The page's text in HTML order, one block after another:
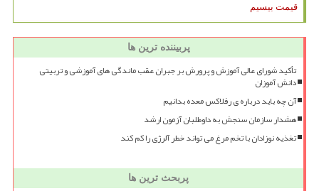
قیمت بیسیم
پربیننده ترین ها
تأکید شورای عالی آموزش و پرورش بر جبران عقب ماندگی های آموزشی و تربیتی
دانش آموزان
آن چه باید درباره ی رفلاکس معده بدانیم
هشدار سازمان سنجش به داوطلبان آزمون ارشد
تغذیه نوزادان با تخم مرغ می تواند خطر آلرژی را کم کند
پربحث ترین ها